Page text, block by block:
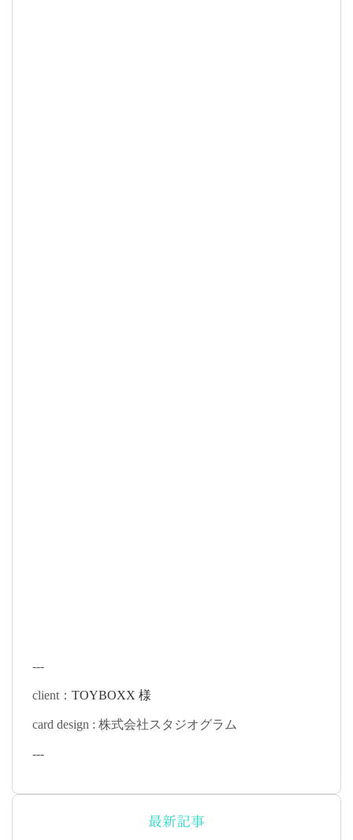
---
client： TOYBOXX 様
card design : 株式会社スタジオグラム
---
最新記事